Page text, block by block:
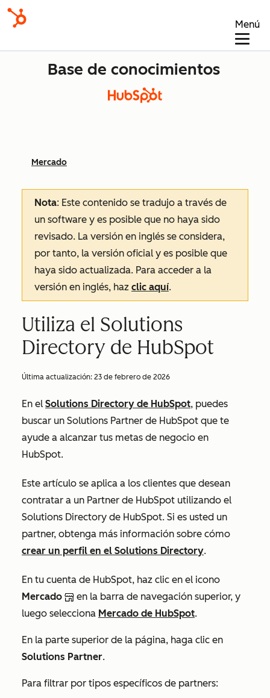
Menú
Base de conocimientos
Mercado
Nota: Este contenido se tradujo a través de
un software y es posible que no haya sido
revisado. La versión en inglés se considera,
por tanto, la versión oficial y es posible que
haya sido actualizada. Para acceder a la
versión en inglés, haz clic aquí.
Utiliza el Solutions
Directory de HubSpot
Última actualización: 23 de febrero de 2026
En el Solutions Directory de HubSpot, puedes
buscar un Solutions Partner de HubSpot que te
ayude a alcanzar tus metas de negocio en
HubSpot.
Este artículo se aplica a los clientes que desean
contratar a un Partner de HubSpot utilizando el
Solutions Directory de HubSpot. Si es usted un
partner, obtenga más información sobre cómo
crear un perfil en el Solutions Directory.
En tu cuenta de HubSpot, haz clic en el icono
Mercado
en la barra de navegación superior, y
luego selecciona Mercado de HubSpot.
En la parte superior de la página, haga clic en
Solutions Partner.
Para filtrar por tipos específicos de partners: